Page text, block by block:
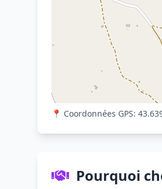
📍 Coordonnées GPS:
Pourquoi